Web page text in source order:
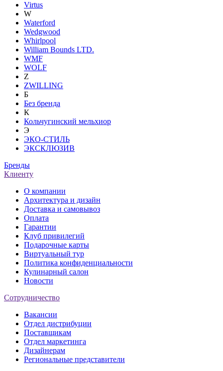
Virtus
W
Waterford
Wedgwood
Whirlpool
William Bounds LTD.
WMF
WOLF
Z
ZWILLING
Б
Без бренда
К
Кольчугинский мельхиор
Э
ЭКО-СТИЛЬ
ЭКСКЛЮЗИВ
Бренды
Клиенту
О компании
Архитектура и дизайн
Доставка и самовывоз
Оплата
Гарантии
Клуб привилегий
Подарочные карты
Виртуальный тур
Политика конфиденциальности
Кулинарный салон
Новости
Сотрудничество
Вакансии
Отдел дистрибуции
Поставщикам
Отдел маркетинга
Дизайнерам
Региональные представители